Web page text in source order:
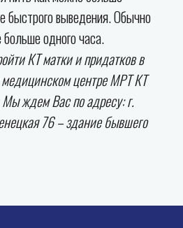
быстрого выведения. Обычно
одного часа.
КТ матки и придатков в
центре МРТ КТ
Мы ждем Вас по адресу: г.
76 – здание бывшего